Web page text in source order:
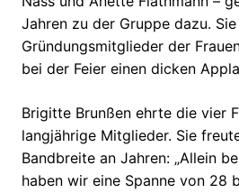
Jahren zu der Gruppe dazu.
Gründungsmitglieder der
bei der Feier einen dicken
Brigitte Brunßen ehrte die vier
langjährige Mitglieder. Sie
Bandbreite an Jahren: „Allein
haben wir eine Spanne von 28